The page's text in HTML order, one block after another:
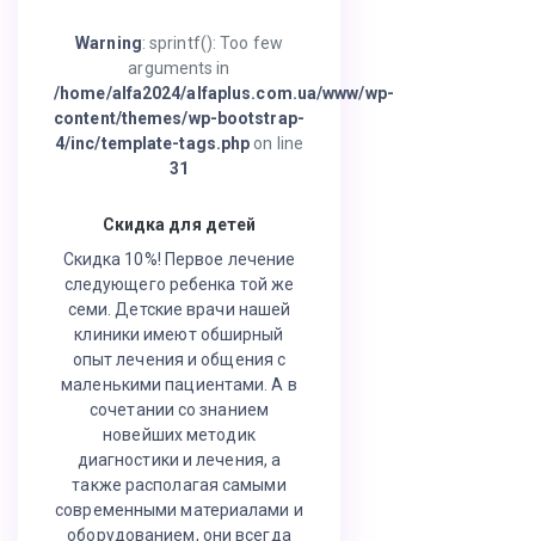
Warning: sprintf(): Too few
arguments in
/home/alfa2024/alfaplus.com.ua/www/wp-
content/themes/wp-bootstrap-
4/inc/template-tags.php on line
31
Скидка для детей
Скидка 10%! Первое лечение
следующего ребенка той же
семи. Детские врачи нашей
клиники имеют обширный
опыт лечения и общения с
маленькими пациентами. А в
сочетании со знанием
новейших методик
диагностики и лечения, а
также располагая самыми
современными материалами и
оборудованием, они всегда